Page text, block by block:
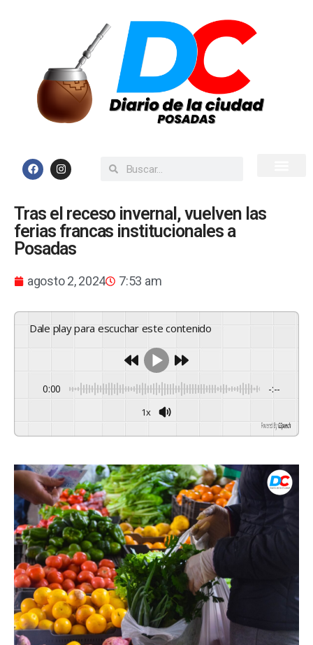
Tras el receso invernal, vuelven las
ferias francas institucionales a
Posadas
agosto 2, 2024 7:53 am
Dale play para escuchar este contenido
0:00 -:--
1x
Powered By GSpeech